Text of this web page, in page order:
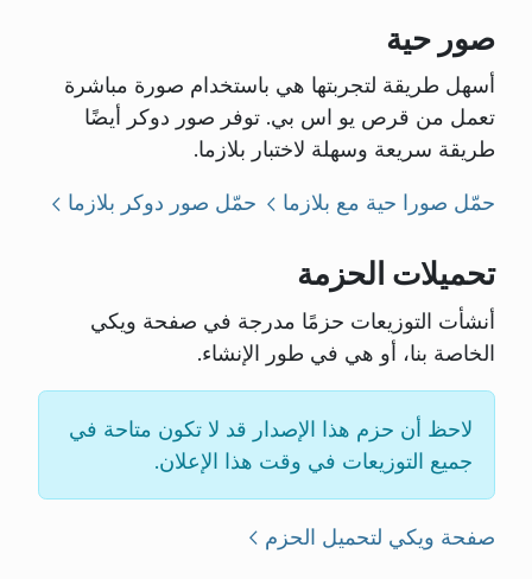
صور حية
أسهل طريقة لتجربتها هي باستخدام صورة مباشرة
تعمل من قرص يو اس بي. توفر صور دوكر أيضًا
طريقة سريعة وسهلة لاختبار بلازما.
حمّل صورا حية مع بلازما حمّل صور دوكر بلازما
تحميلات الحزمة
أنشأت التوزيعات حزمًا مدرجة في صفحة ويكي
الخاصة بنا، أو هي في طور الإنشاء.
لاحظ أن حزم هذا الإصدار قد لا تكون متاحة في
جميع التوزيعات في وقت هذا الإعلان.
صفحة ويكي لتحميل الحزم